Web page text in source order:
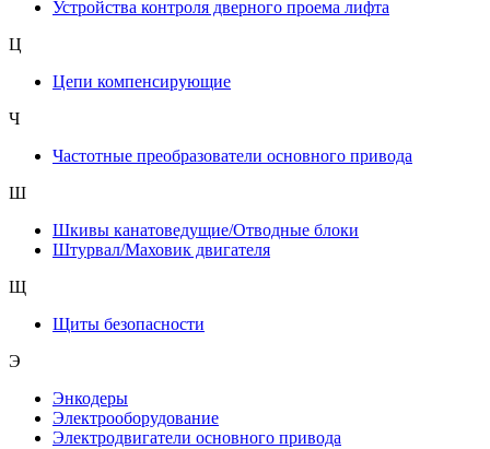
Устройства контроля дверного проема лифта
Ц
Цепи компенсирующие
Ч
Частотные преобразователи основного привода
Ш
Шкивы канатоведущие/Отводные блоки
Штурвал/Маховик двигателя
Щ
Щиты безопасности
Э
Энкодеры
Электрооборудование
Электродвигатели основного привода